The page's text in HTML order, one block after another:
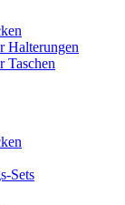
Halterungen
Taschen
Sets